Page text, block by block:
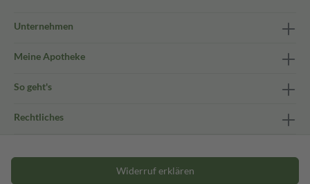
Unternehmen
Meine Apotheke
So geht's
Rechtliches
Widerruf erklären